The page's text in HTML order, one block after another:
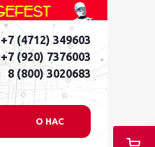
+7 (4712) 349603
+7 (920) 7376003
8 (800) 3020683
О НАС